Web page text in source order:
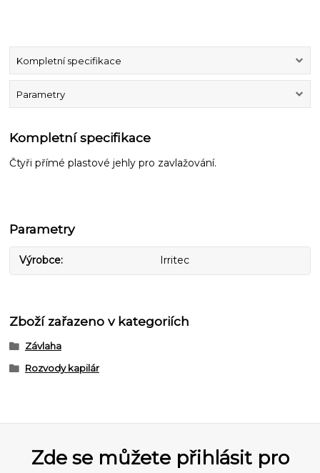
Kompletní specifikace
Parametry
Kompletní specifikace
Čtyři přímé plastové jehly pro zavlažování.
Parametry
Výrobce Irritec
Zboží zařazeno v kategoriích
Závlaha
Rozvody kapilár
Zde se můžete přihlásit pro